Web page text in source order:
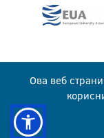
Ова веб